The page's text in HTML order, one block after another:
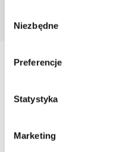
zgody
Niezbędne
Preferencje
Statystyka
Marketing
Zobacz